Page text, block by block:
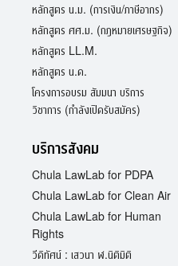
หลักสูตร น.ม. (การเงิน/ภาษีอากร)
หลักสูตร ศศ.ม. (กฎหมายเศรษฐกิจ)
หลักสูตร LL.M.
หลักสูตร น.ด.
โครงการอบรม สัมมนา บริการ
วิชาการ (กำลังเปิดรับสมัคร)
บริการสังคม
Chula LawLab for PDPA
Chula LawLab for Clean Air
Chula LawLab for Human
Rights
วีดิทัศน์ : เสวนา ฬ.นิติมิติ